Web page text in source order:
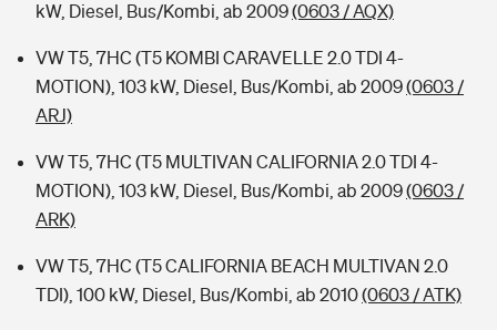
kW, Diesel, Bus/Kombi, ab 2009(0603 / AQX)
VW T5, 7HC (T5 KOMBI CARAVELLE 2.0 TDI 4-
MOTION), 103 kW, Diesel, Bus/Kombi, ab 2009(0603 /
ARJ)
VW T5, 7HC (T5 MULTIVAN CALIFORNIA 2.0 TDI 4-
MOTION), 103 kW, Diesel, Bus/Kombi, ab 2009(0603 /
ARK)
VW T5, 7HC (T5 CALIFORNIA BEACH MULTIVAN 2.0
TDI), 100 kW, Diesel, Bus/Kombi, ab 2010(0603 / ATK)